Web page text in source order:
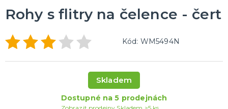
Nafukování balónků
Rozvoz
Pozvánky
Dětská párty
Párty a oslavy dle typu
Dekorace a doplňky
EKO produkty
Balení dárků
Balónky a hélium
DALŠÍ KATEGORIE
KOSTÝMY, MASKY, DOPLŇKY
Rohy s flitry na čelence - čert
Kód: WM5494N
Skladem
Dostupné na 5 prodejnách